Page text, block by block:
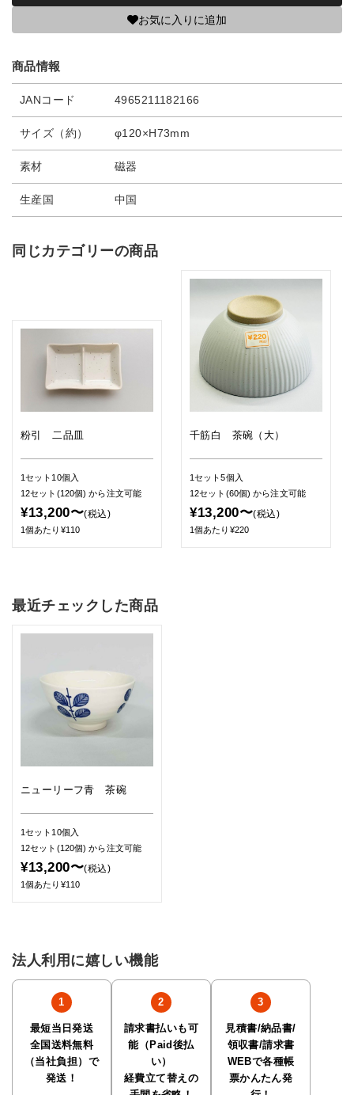
お気に入りに追加
商品情報
JANコード 4965211182166
サイズ（約） φ120×H73mm
素材 磁器
生産国 中国
同じカテゴリーの商品
粉引 二品皿
1セット10個入
12セット(120個)から注文可能
¥13,200〜(税込)
1個あたり¥110
千筋白 茶碗（大）
1セット5個入
12セット(60個)から注文可能
¥13,200〜(税込)
1個あたり¥220
最近チェックした商品
ニューリーフ青 茶碗
1セット10個入
12セット(120個)から注文可能
¥13,200〜(税込)
1個あたり¥110
法人利用に嬉しい機能
最短当日発送
全国送料無料
（当社負担）で
発送！
請求書払いも可
能（Paid後払
い）
経費立て替えの
見積書/納品書/
領収書/請求書
WEBで各種帳
票かんたん発